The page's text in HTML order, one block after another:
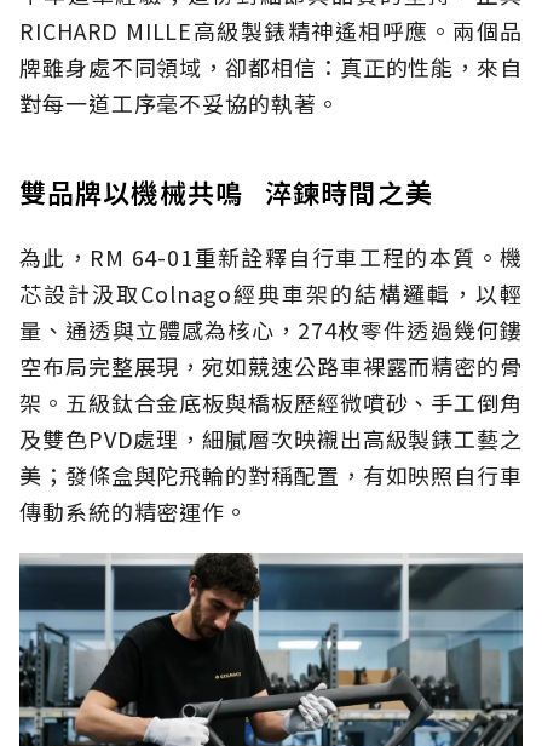
RICHARD MILLE高級製錶精神遙相呼應。兩個品
牌雖身處不同領域，卻都相信：真正的性能，來自
對每一道工序毫不妥協的執著。
雙品牌以機械共鳴 淬鍊時間之美
為此，RM 64-01重新詮釋自行車工程的本質。機
芯設計汲取Colnago經典車架的結構邏輯，以輕
量、通透與立體感為核心，274枚零件透過幾何鏤
空布局完整展現，宛如競速公路車裸露而精密的骨
架。五級鈦合金底板與橋板歷經微噴砂、手工倒角
及雙色PVD處理，細膩層次映襯出高級製錶工藝之
美；發條盒與陀飛輪的對稱配置，有如映照自行車
傳動系統的精密運作。